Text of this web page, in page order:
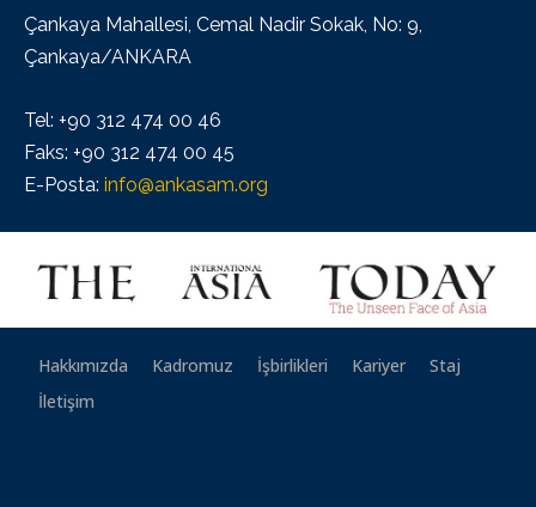
Çankaya Mahallesi, Cemal Nadir Sokak, No: 9,
Çankaya/ANKARA
Tel: +90 312 474 00 46
Faks: +90 312 474 00 45
E-Posta: info@ankasam.org
Hakkımızda Kadromuz İşbirlikleri Kariyer
Staj
İletişim